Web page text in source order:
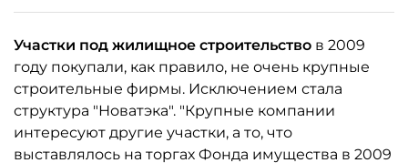
Участки под жилищное строительство в 2009
году покупали, как правило, не очень крупные
строительные фирмы. Исключением стала
структура "Новатэка". "Крупные компании
интересуют другие участки, а то, что
выставлялось на торгах Фонда имущества в 2009